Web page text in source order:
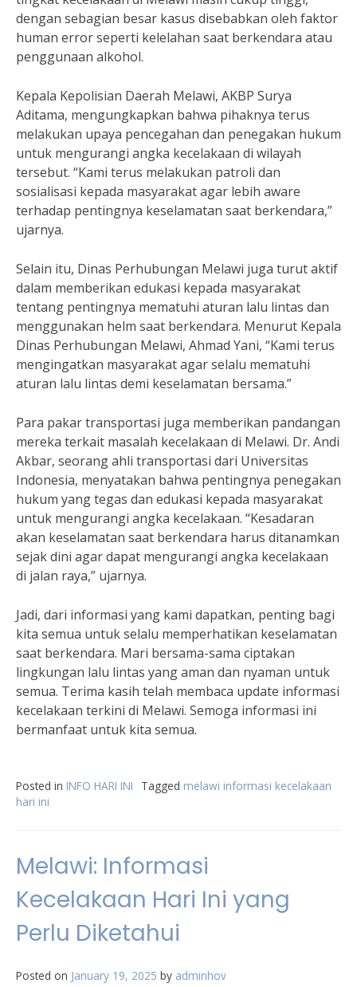
dengan sebagian besar kasus disebabkan oleh faktor
human error seperti kelelahan saat berkendara atau
penggunaan alkohol.
Kepala Kepolisian Daerah Melawi, AKBP Surya
Aditama, mengungkapkan bahwa pihaknya terus
melakukan upaya pencegahan dan penegakan hukum
untuk mengurangi angka kecelakaan di wilayah
tersebut. “Kami terus melakukan patroli dan
sosialisasi kepada masyarakat agar lebih aware
terhadap pentingnya keselamatan saat berkendara,”
ujarnya.
Selain itu, Dinas Perhubungan Melawi juga turut aktif
dalam memberikan edukasi kepada masyarakat
tentang pentingnya mematuhi aturan lalu lintas dan
menggunakan helm saat berkendara. Menurut Kepala
Dinas Perhubungan Melawi, Ahmad Yani, “Kami terus
mengingatkan masyarakat agar selalu mematuhi
aturan lalu lintas demi keselamatan bersama.”
Para pakar transportasi juga memberikan pandangan
mereka terkait masalah kecelakaan di Melawi. Dr. Andi
Akbar, seorang ahli transportasi dari Universitas
Indonesia, menyatakan bahwa pentingnya penegakan
hukum yang tegas dan edukasi kepada masyarakat
untuk mengurangi angka kecelakaan. “Kesadaran
akan keselamatan saat berkendara harus ditanamkan
sejak dini agar dapat mengurangi angka kecelakaan
di jalan raya,” ujarnya.
Jadi, dari informasi yang kami dapatkan, penting bagi
kita semua untuk selalu memperhatikan keselamatan
saat berkendara. Mari bersama-sama ciptakan
lingkungan lalu lintas yang aman dan nyaman untuk
semua. Terima kasih telah membaca update informasi
kecelakaan terkini di Melawi. Semoga informasi ini
bermanfaat untuk kita semua.
Posted in INFO HARI INI Tagged melawi informasi kecelakaan
hari ini
Melawi: Informasi
Kecelakaan Hari Ini yang
Perlu Diketahui
Posted on January 19, 2025 by adminhov